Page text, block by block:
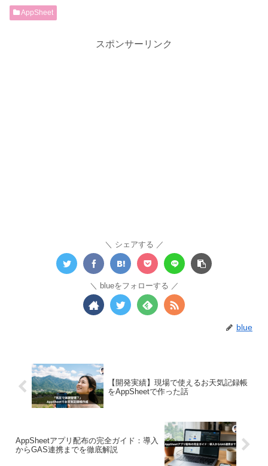
AppSheet
スポンサーリンク
シェアする
blueをフォローする
blue
【開発実績】現場で使えるお天気記録帳
をAppSheetで作った話
AppSheetアプリ配布の完全ガイド：導入
からGAS連携までを徹底解説